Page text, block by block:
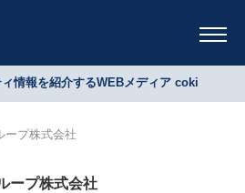
情報を紹介するWEBメディア coki
ープ株式会社
ープ株式会社